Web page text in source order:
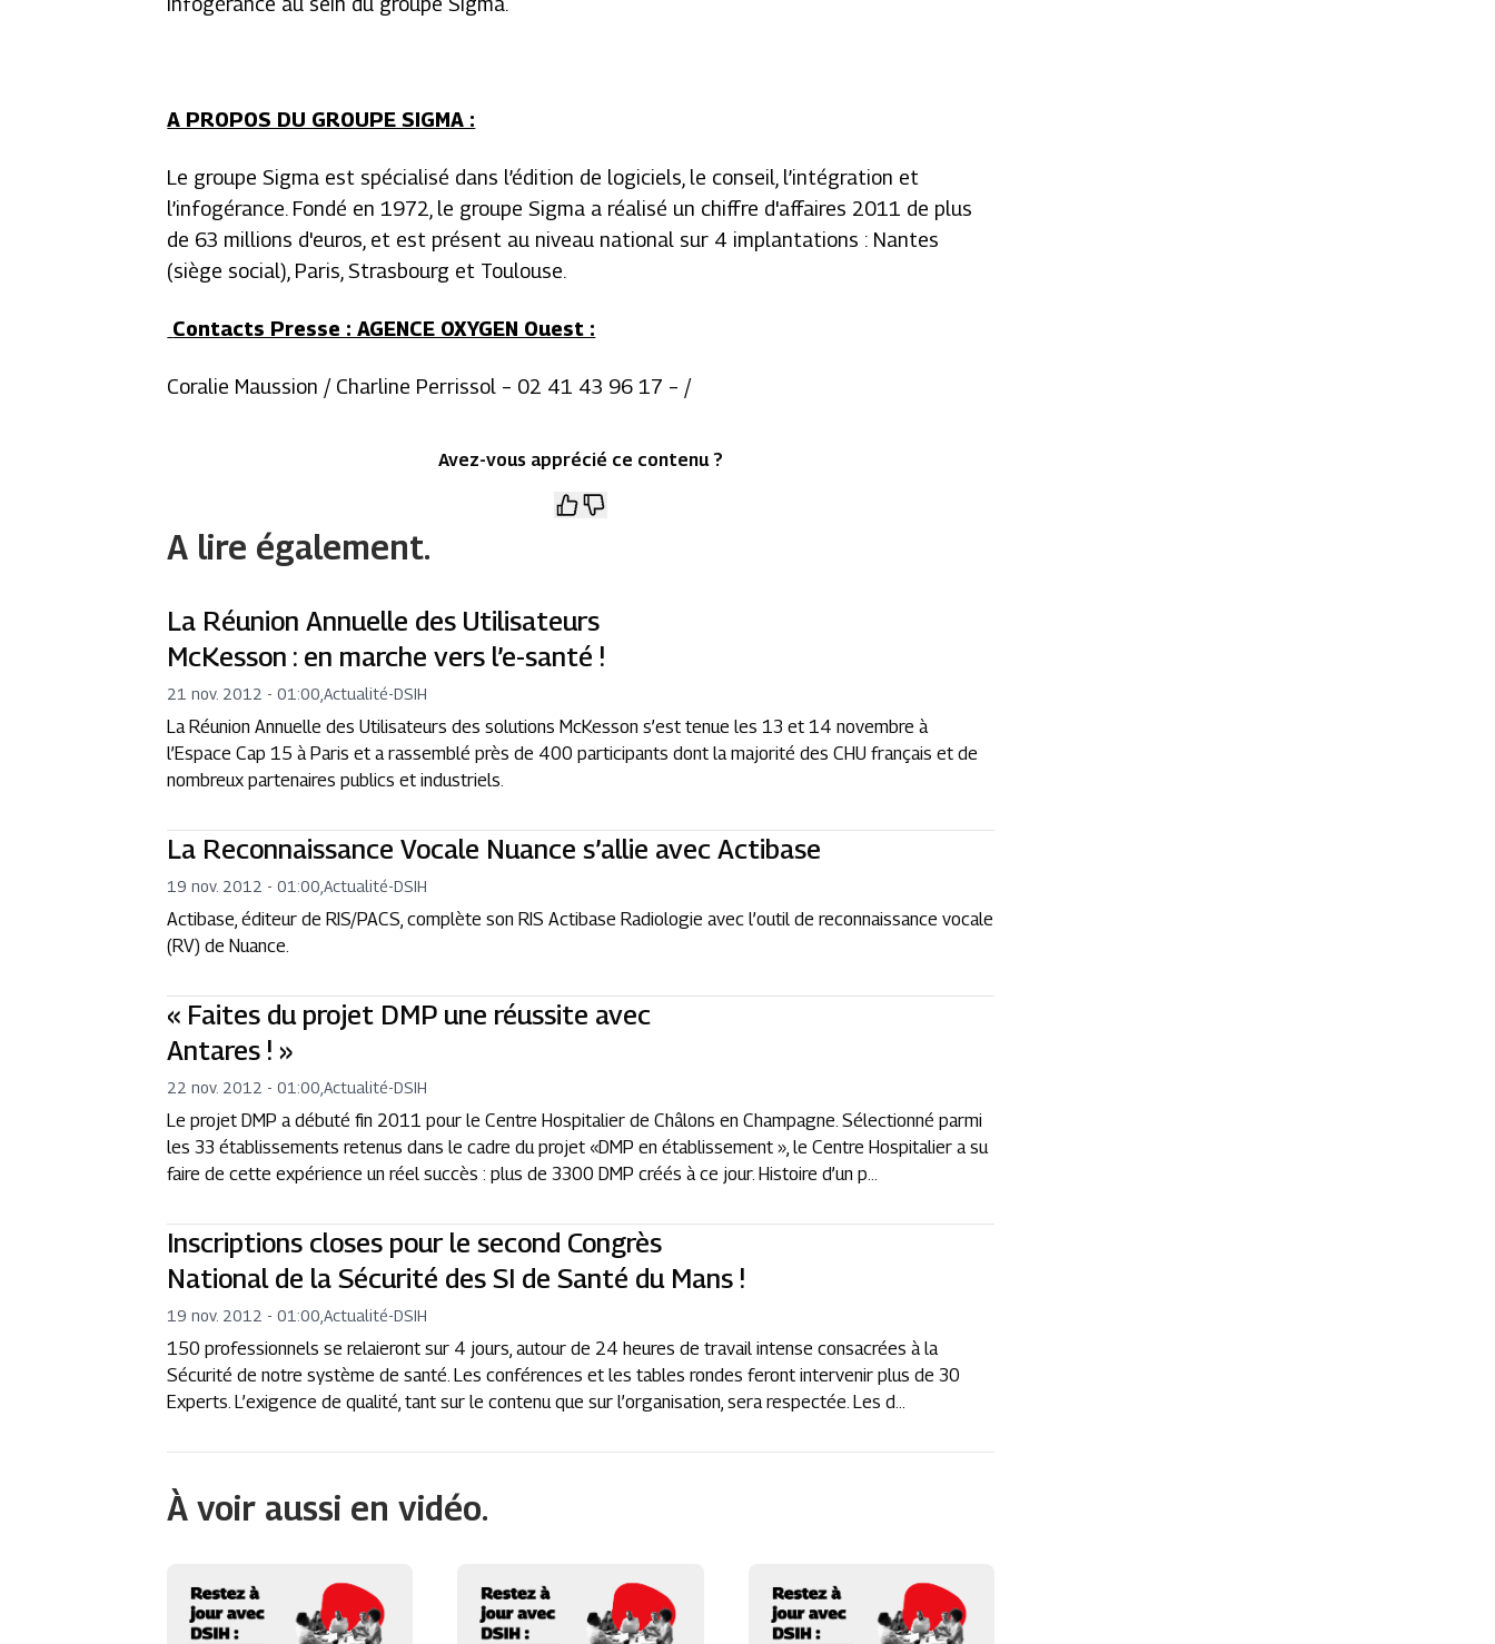
A PROPOS DU GROUPE SIGMA :
Le groupe Sigma est spécialisé dans l’édition de logiciels, le conseil, l’intégration et
l’infogérance. Fondé en 1972, le groupe Sigma a réalisé un chiffre d'affaires 2011 de plus
de 63 millions d'euros, et est présent au niveau national sur 4 implantations : Nantes
(siège social), Paris, Strasbourg et Toulouse.
Contacts Presse : AGENCE OXYGEN Ouest :
Coralie Maussion / Charline Perrissol – 02 41 43 96 17 – /
Avez-vous apprécié ce contenu ?
A lire également.
La Réunion Annuelle des Utilisateurs
McKesson : en marche vers l’e-santé !
21 nov. 2012 - 01:00 ,Actualité-DSIH
La Réunion Annuelle des Utilisateurs des solutions McKesson s’est tenue les 13 et 14 novembre à
l’Espace Cap 15 à Paris et a rassemblé près de 400 participants dont la majorité des CHU français et de
nombreux partenaires publics et industriels.
La Reconnaissance Vocale Nuance s’allie avec Actibase
19 nov. 2012 - 01:00 ,Actualité-DSIH
Actibase, éditeur de RIS/PACS, complète son RIS Actibase Radiologie avec l’outil de reconnaissance vocale
(RV) de Nuance.
« Faites du projet DMP une réussite avec
Antares ! »
22 nov. 2012 - 01:00 ,Actualité-DSIH
Le projet DMP a débuté fin 2011 pour le Centre Hospitalier de Châlons en Champagne. Sélectionné parmi
les 33 établissements retenus dans le cadre du projet «DMP en établissement », le Centre Hospitalier a su
faire de cette expérience un réel succès : plus de 3300 DMP créés à ce jour. Histoire d’un p...
Inscriptions closes pour le second Congrès
National de la Sécurité des SI de Santé du Mans !
19 nov. 2012 - 01:00 ,Actualité-DSIH
150 professionnels se relaieront sur 4 jours, autour de 24 heures de travail intense consacrées à la
Sécurité de notre système de santé. Les conférences et les tables rondes feront intervenir plus de 30
Experts. L’exigence de qualité, tant sur le contenu que sur l’organisation, sera respectée. Les d...
À voir aussi en vidéo.